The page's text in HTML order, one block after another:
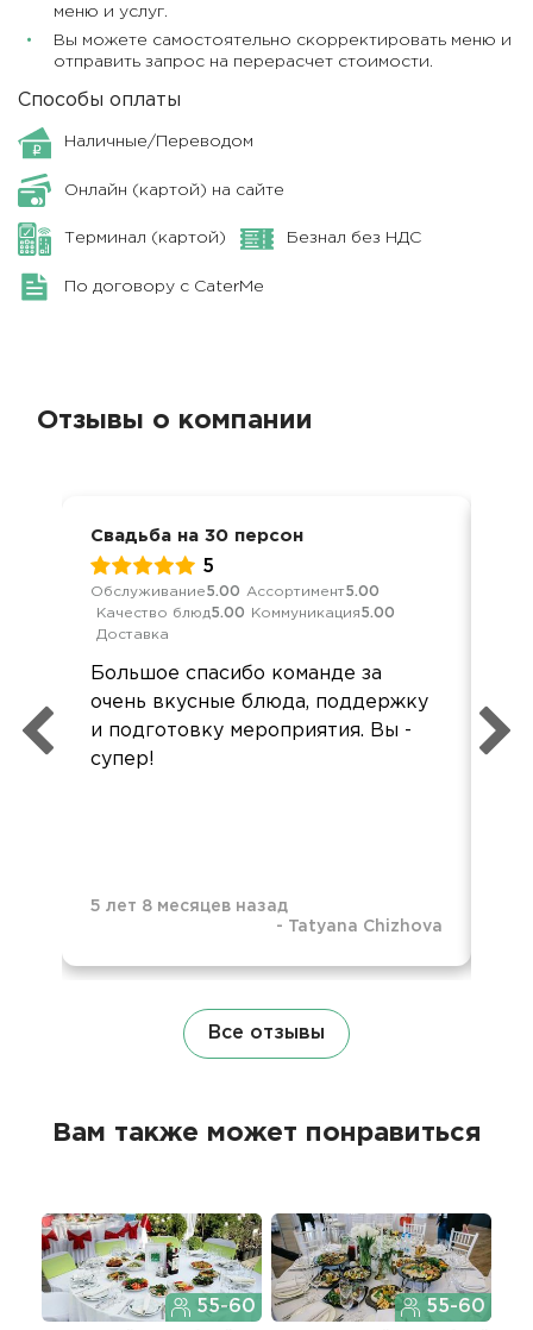
меню и услуг.
Вы можете самостоятельно скорректировать меню и
отправить запрос на перерасчет стоимости.
Способы оплаты
Наличные/Переводом
Онлайн (картой) на сайте
Терминал (картой) Безнал без НДС
По договору с CaterMe
Отзывы о компании
Свадьба на 30 персон
5
Обслуживание5.00 Ассортимент5.00
Качество блюд5.00 Коммуникация5.00
Доставка
Большое спасибо команде за
очень вкусные блюда, поддержку
и подготовку мероприятия. Вы -
супер!
5 лет 8 месяцев назад
- Tatyana Chizhova
в
Все отзывы
Вам также может понравиться
55-60 55-60